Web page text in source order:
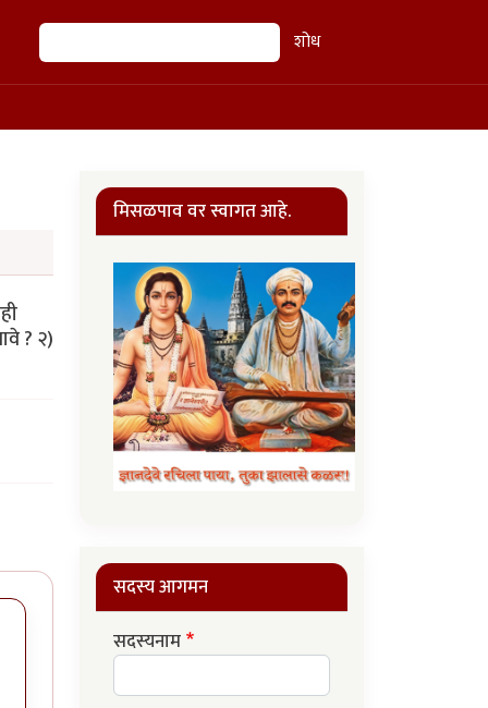
शोध शोध
? २)
मिसळपाव वर स्वागत आहे.
सदस्य आगमन
सदस्यनाम